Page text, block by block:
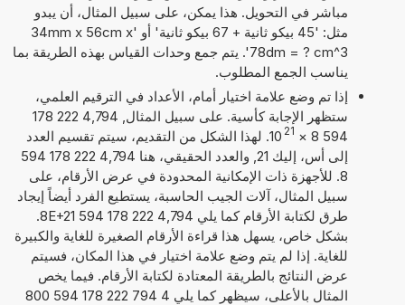
مباشر في التحويل. هذا يمكن، على سبيل المثال، أن يبدو
مثل: '45 بيكو ثانية + 67 بيكو ثانية' أو '34mm x 56cm x
78dm = ? cm^3'. يتم جمع وحدات القياس بهذه الطريقة بما
يناسب الجمع المطلوب.
إذا تم وضع علامة اختيار أمام، الأعداد في الترقيم العلمي،
ستظهر الإجابة كأسية. على سبيل المثال, 4,794 222 178
594 8
×
10 21
. لهذا الشكل من التقديم، سيتم تقسيم العدد
إلى أس، إليك 21, والعدد الحقيقي، هنا 4,794 222 178 594
8. للأجهزة ذات الإمكانية المحدودة في عرض الأرقام، على
سبيل المثال، آلات الجيب الحاسبة، يستطيع الفرد أيضاً إيجاد
طرق لكتابة الأرقام كما يلي 4,794 222 178 594 8E+21.
بشكل خاص، يسهل هذا قراءة الأرقام الصغيرة للغاية والكبيرة
للغاية. إذا لم يتم وضع علامة اختيار في هذا المكان، فسيتم
عرض النتائج بالطريقة المعتادة لكتابة الأرقام. فيما يخص
المثال بالأعلى، سيظهر كما يلي 4 794 222 178 594 800